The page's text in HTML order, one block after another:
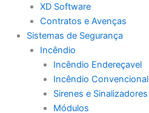
XD Software
Contratos e Avenças
Sistemas de Segurança
Incêndio
Incêndio Endereçavel
Incêndio Convencional
Sirenes e Sinalizadores
Módulos